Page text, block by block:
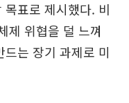
표로 제시했다. 비
제 위협을 덜 느껴
는 장기 과제로 미